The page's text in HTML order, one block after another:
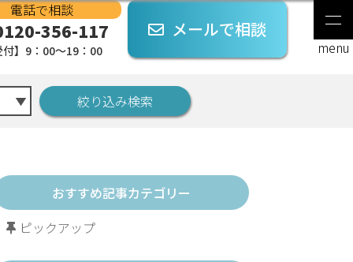
電話で相談
356-117
付】9：00～19：00
メールで相談
おすすめ記事カテゴリー
ピックアップ